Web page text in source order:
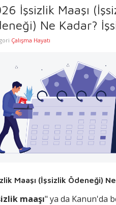
İşsizlik Maaşı
Ne Kadar?
Hesaplama
Çalışma Hayatı
Maaşı (İşsizlik Ödeneği)
maaşı" ya da Kanun'da